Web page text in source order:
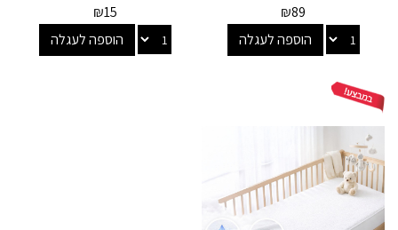
₪89
הוספה לעגלה
₪15
הוספה לעגלה